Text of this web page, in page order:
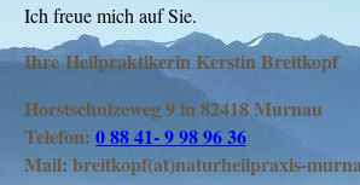
Ich freue mich auf Sie.
Ihre Heilpraktikerin Kerstin Breitkopf
Horstschulzeweg 9 in 82418 Murnau
Telefon: 0 88 41- 9 98 96 36
Mail: breitkopf(at)naturheilpraxis-